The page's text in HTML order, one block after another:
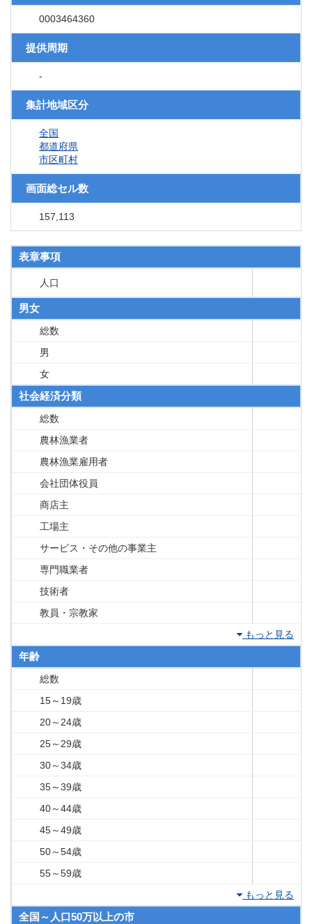
0003464360
提供周期
-
集計地域区分
全国
都道府県
市区町村
画面総セル数
157,113
表章事項
人口
男女
総数
男
女
社会経済分類
総数
農林漁業者
農林漁業雇用者
会社団体役員
商店主
工場主
サービス・その他の事業主
専門職業者
技術者
教員・宗教家
もっと見る
年齢
総数
15～19歳
20～24歳
25～29歳
30～34歳
35～39歳
40～44歳
45～49歳
50～54歳
55～59歳
もっと見る
全国～人口50万以上の市